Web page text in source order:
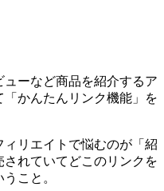
ーなど商品を紹介するア
かんたんリンク機能」を
リエイトで悩むのが「紹
れていてどこのリンクを
こと。